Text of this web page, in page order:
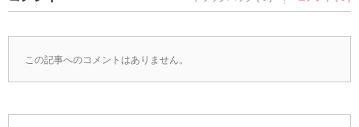
この記事へのコメントはありません。